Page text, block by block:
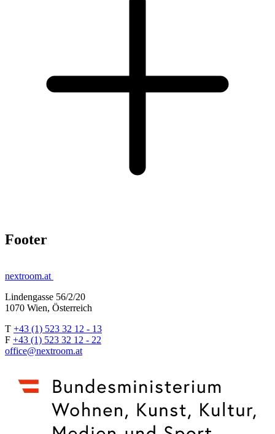
Footer
nextroom.at
Lindengasse 56/2/20
1070 Wien, Österreich
T +43 (1) 523 32 12 - 13
F +43 (1) 523 32 12 - 22
office@nextroom.at